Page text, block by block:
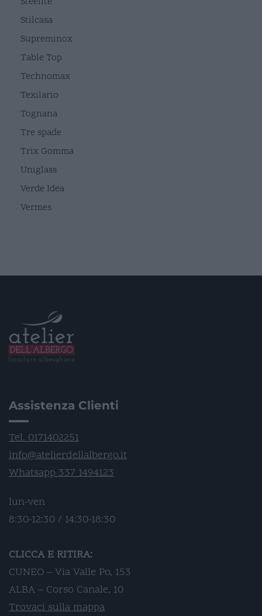
Stilcasa
Supreminox
Table Top
Technomax
Texilario
Tognana
Tre spade
Trix Gomma
Uniglass
Verde Idea
Vermes
Assistenza Clienti
Tel. 0171402251
info@atelierdellalbergo.it
Whatsapp 337 1494123
lun-ven
8:30-12:30 / 14:30-18:30
CLICCA E RITIRA:
CUNEO – Via Valle Po, 153
ALBA – Corso Canale, 10
Trovaci sulla mappa